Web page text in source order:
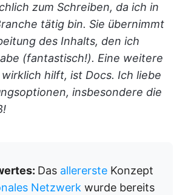
zum Schreiben, da ich in
tätig bin. Sie übernimmt
des Inhalts, den ich
(fantastisch!). Eine weitere
hilft, ist Docs. Ich liebe
insbesondere die
Das allererste Konzept
Netzwerk wurde bereits